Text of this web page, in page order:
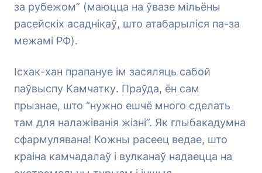
за рубежом” (маюцца на ўвазе мільёны
расейскіх асаднікаў, што атабарыліся па-за
межамі РФ).
Ісхак-хан прапануе ім засяляць сабой
паўвыспу Камчатку. Праўда, ён сам
прызнае, што “нужно ешчё много сделать
там для налажіванія жізні”. Як глыбакадумна
сфармулявана! Кожны расеец ведае, што
краіна камчадалаў і вулканаў надаецца на